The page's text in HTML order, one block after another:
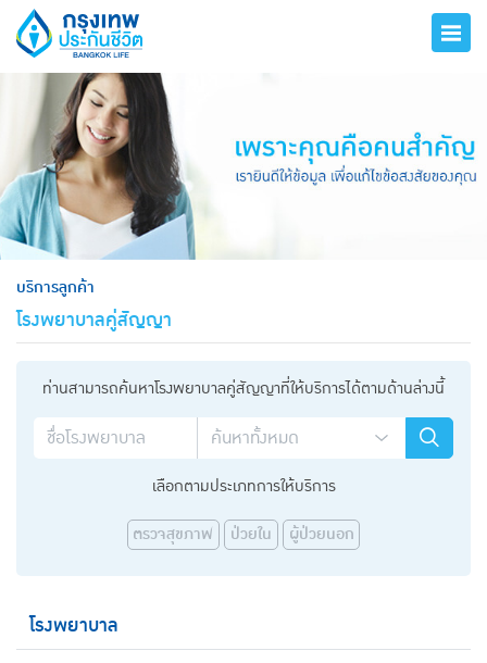
บริการลูกค้า
โรงพยาบาลคู่สัญญา
ท่านสามารถค้นหาโรงพยาบาลคู่สัญญาที่ให้บริการได้ตามด้านล่างนี้
เลือกตามประเภทการให้บริการ
ตรวจสุขภาพ ป่วยใน ผู้ป่วยนอก
โรงพยาบาล